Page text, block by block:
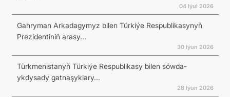
04 Iýul 2026
Gahryman Arkadagymyz bilen Türkiýe Respublikasynyň
Prezidentiniň arasy...
30 Iýun 2026
Türkmenistanyň Türkiýe Respublikasy bilen söwda-
ykdysady gatnaşyklary...
28 Iýun 2026